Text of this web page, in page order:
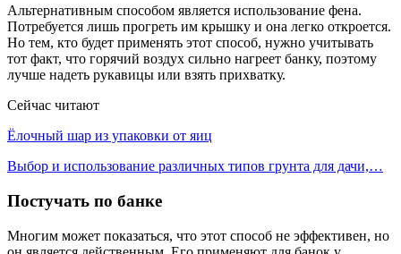
Альтернативным способом является использование фена.
Потребуется лишь прогреть им крышку и она легко откроется.
Но тем, кто будет применять этот способ, нужно учитывать
тот факт, что горячий воздух сильно нагреет банку, поэтому
лучше надеть рукавицы или взять прихватку.
Сейчас читают
Ёлочный шар из упаковки от яиц
Выбор и использование различных типов грунта для дачи,…
Постучать по банке
Многим может показаться, что этот способ не эффективен, но